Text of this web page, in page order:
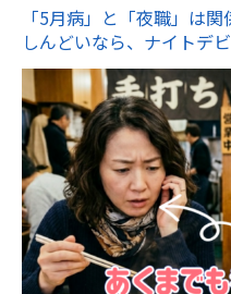
「5月病」と「夜職」は
しんどいなら、ナイトデ